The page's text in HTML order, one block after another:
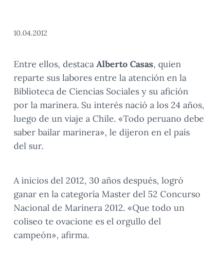
10.04.2012
Entre ellos, destaca Alberto Casas, quien
reparte sus labores entre la atención en la
Biblioteca de Ciencias Sociales y su afición
por la marinera. Su interés nació a los 24 años,
luego de un viaje a Chile. «Todo peruano debe
saber bailar marinera», le dijeron en el país
del sur.
A inicios del 2012, 30 años después, logró
ganar en la categoría Master del 52 Concurso
Nacional de Marinera 2012. «Que todo un
coliseo te ovacione es el orgullo del
campeón», afirma.